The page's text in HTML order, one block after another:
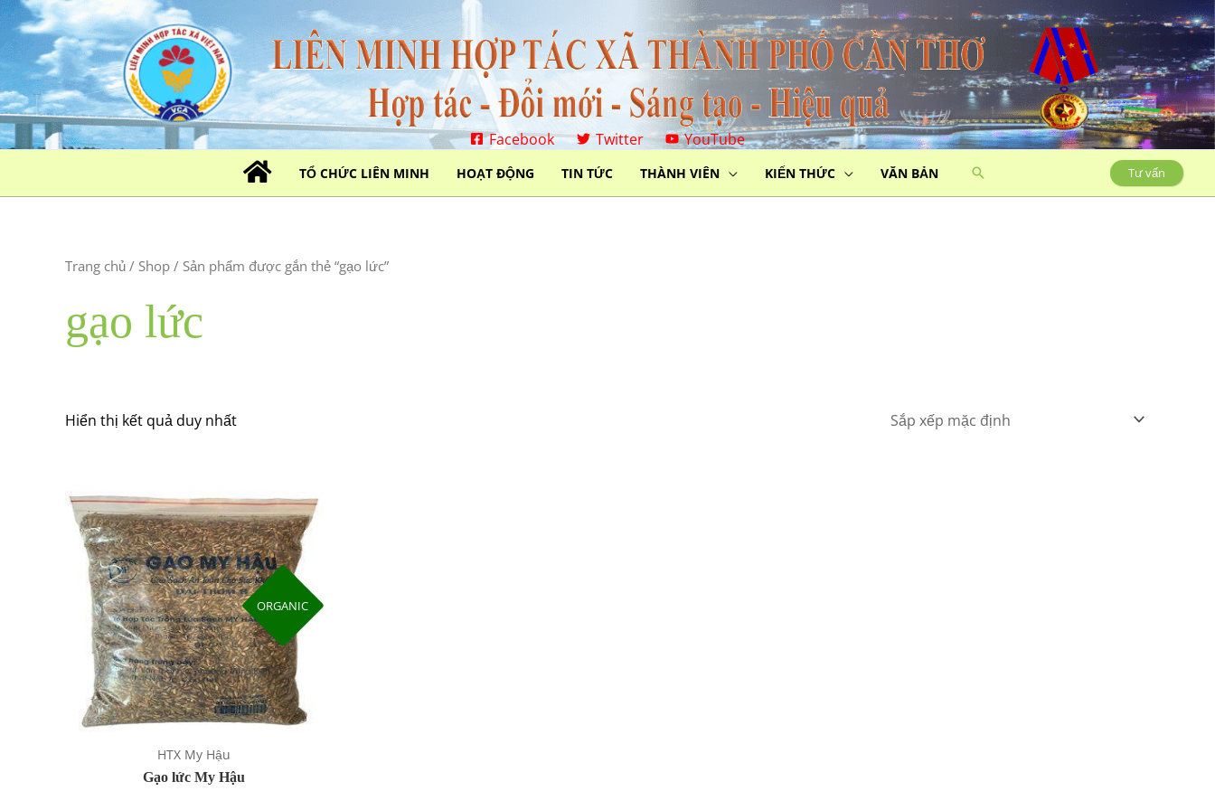
Nhảy
tới
dung
Facebook Twitter YouTube
TỔ CHỨC LIÊN MINH HOẠT ĐỘNG TIN TỨC THÀNH VIÊN KIẾN THỨC VĂN BẢN Tư vấn
Trang chủ / Shop / Sản phẩm được gắn thẻ “gạo lức”
gạo lức
Hiển thị kết quả duy nhất
ORGANIC
HTX My Hậu
Gạo lức My Hậu